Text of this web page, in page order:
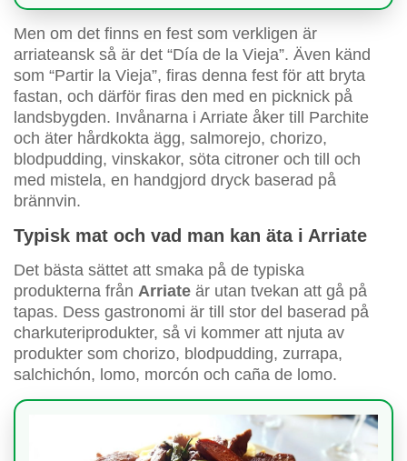
Men om det finns en fest som verkligen är
arriateansk så är det “Día de la Vieja”. Även känd
som “Partir la Vieja”, firas denna fest för att bryta
fastan, och därför firas den med en picknick på
landsbygden. Invånarna i Arriate åker till Parchite
och äter hårdkokta ägg, salmorejo, chorizo,
blodpudding, vinskakor, söta citroner och till och
med mistela, en handgjord dryck baserad på
brännvin.
Typisk mat och vad man kan äta i Arriate
Det bästa sättet att smaka på de typiska
produkterna från Arriate är utan tvekan att gå på
tapas. Dess gastronomi är till stor del baserad på
charkuteriprodukter, så vi kommer att njuta av
produkter som chorizo, blodpudding, zurrapa,
salchichón, lomo, morcón och caña de lomo.